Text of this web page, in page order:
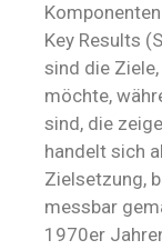
Key Results
sind die
möchte,
sind, die
handelt sich
Zielsetzung,
messbar
1970er